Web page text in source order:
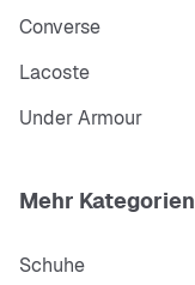
Converse
Lacoste
Under Armour
Mehr Kategorien
Schuhe